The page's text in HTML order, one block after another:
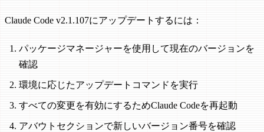
Claude Code v2.1.107にアップデートするには：
パッケージマネージャーを使用して現在のバージョンを
確認
環境に応じたアップデートコマンドを実行
すべての変更を有効にするためClaude Codeを再起動
アバウトセクションで新しいバージョン番号を確認